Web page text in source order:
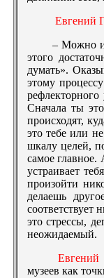
Евгений
– Можно и
этого
думать».
этому
Сначала ты
происходят,
это тебе или
шкалу целей,
самое главное.
устраивает
произойти
делаешь
соответствует
это стрессы,
неожидаемый.
Евгений
музеев как